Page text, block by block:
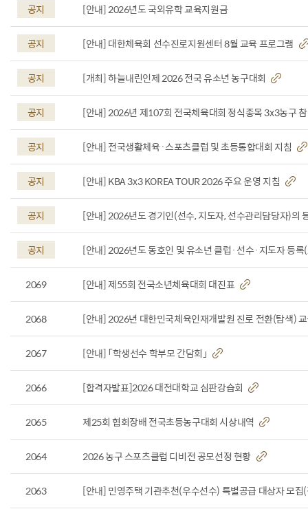
공지 [안내] 2026년도 국외유학 교육지원금
공지 [안내] 대한체육회 선수진로지원센터 8월 교육 프로그램
공지 [개최] 하늘내린인제 2026 전국 유소년 농구대회
공지 [안내] 2026년 제107회 전국체육대회 정식종목 3x3농구
공지 [안내] 전국생활체육·스포츠클럽 및 초등통합대회 지침
공지 [안내] KBA 3x3 KOREA TOUR 2026 주요 운영 지침
공지 [안내] 2026년도 경기인(선수, 지도자, 선수관리담당자)의
공지 [안내] 2026년도 동호인 및 유소년 클럽·선수·지도자 등
2069 [안내] 제55회 전국소년체육대회 대진표
2068 [안내] 2026년 대한민국체육인재개발원 진로 전환(탐색)
2067 [안내] 「학생선수 학부모 간담회」
2066 [합격자발표]2026 대전대학교 심판강습회
2065 제25회 협회장배 전국초등농구대회 시상내역
2064 2026 농구 스포츠클럽 디비전 공모선정 현황
2063 [안내] 민영주택 기관추천(우수선수) 특별공급 대상자 모